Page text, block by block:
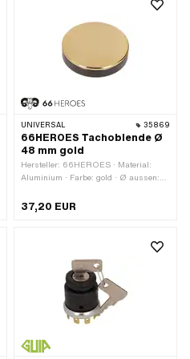
UNIVERSAL 35869
66HEROES Tachoblende Ø
48 mm gold
Hersteller: 66HEROES · Material:
Aluminium · Farbe: gold · Ø aussen:
Befestigungsloch: 48 mm ·
Gesamthöhe: 3 mm
37,20 EUR